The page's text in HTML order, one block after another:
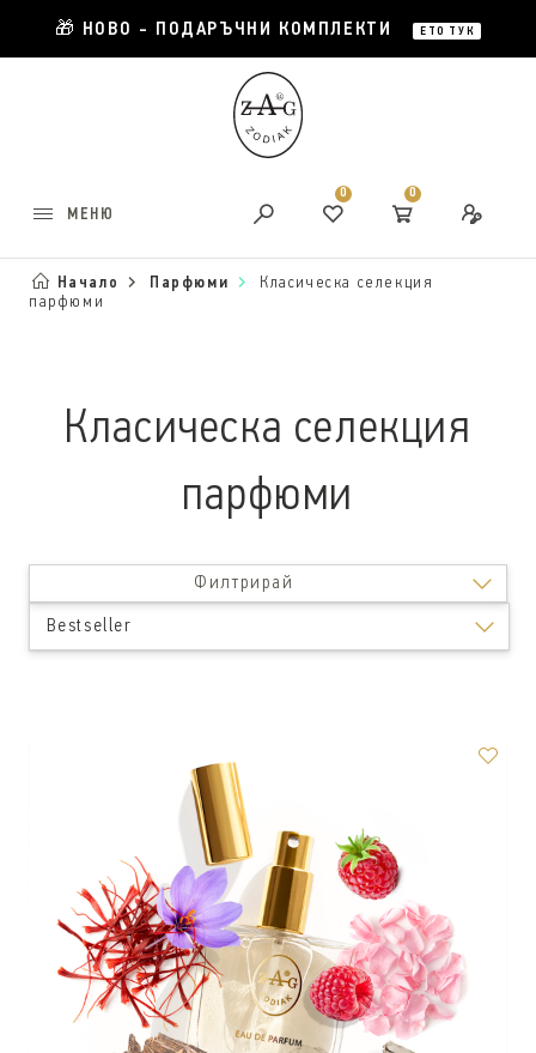
🎁 НОВО - ПОДАРЪЧНИ КОМПЛЕКТИ ЕТО ТУК
МЕНЮ
0 0
Начало Парфюми
Класическа селекция
парфюми
Класическа селекция
парфюми
Филтрирай
Bestseller